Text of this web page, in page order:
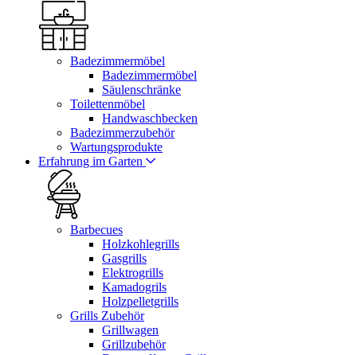
Badezimmermöbel
Badezimmermöbel
Säulenschränke
Toilettenmöbel
Handwaschbecken
Badezimmerzubehör
Wartungsprodukte
Erfahrung im Garten
Barbecues
Holzkohlegrills
Gasgrills
Elektrogrills
Kamadogrils
Holzpelletgrills
Grills Zubehör
Grillwagen
Grillzubehör